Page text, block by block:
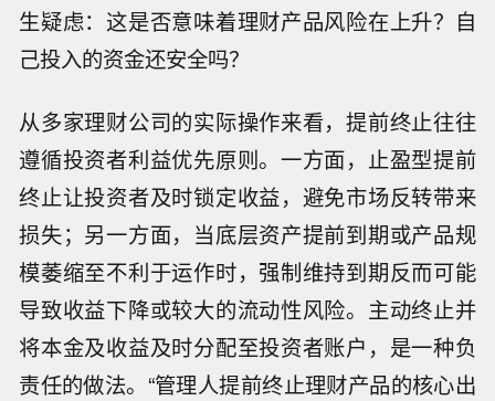
生疑虑：这是否意味着理财产品风险在上升？自
己投入的资金还安全吗？
从多家理财公司的实际操作来看，提前终止往往
遵循投资者利益优先原则。一方面，止盈型提前
终止让投资者及时锁定收益，避免市场反转带来
损失；另一方面，当底层资产提前到期或产品规
模萎缩至不利于运作时，强制维持到期反而可能
导致收益下降或较大的流动性风险。主动终止并
将本金及收益及时分配至投资者账户，是一种负
责任的做法。“管理人提前终止理财产品的核心出